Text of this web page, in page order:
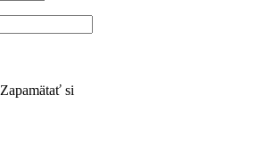
Zapamätať si